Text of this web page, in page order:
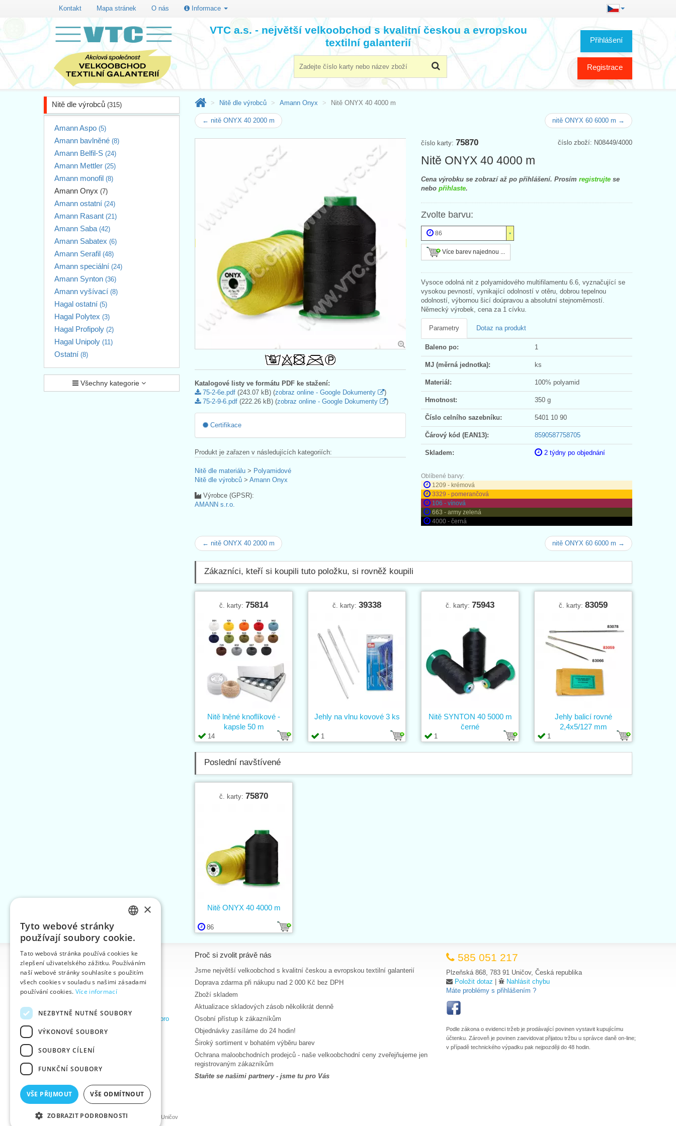
Kontakt Mapa stránek O nás Informace
Přihlášení
Registrace
VTC a.s. - největší velkoobchod s kvalitní českou a evropskou
textilní galanterií
Nitě dle výrobců (315)
Amann Aspo (5)
Amann bavlněné (8)
Amann Belfil-S (24)
Amann Mettler (25)
Amann monofil (8)
Amann Onyx (7)
Amann ostatní (24)
Amann Rasant (21)
Amann Saba (42)
Amann Sabatex (6)
Amann Serafil (48)
Amann speciální (24)
Amann Synton (36)
Amann vyšívací (8)
Hagal ostatní (5)
Hagal Polytex (3)
Hagal Profipoly (2)
Hagal Unipoly (11)
Ostatní (8)
Všechny kategorie
Nitě dle výrobců Amann Onyx Nitě ONYX 40 4000 m
← nitě ONYX 40 2000 m nitě ONYX 60 6000 m →
číslo zboží: N08449/4000
číslo karty: 75870
Nitě ONYX 40 4000 m
Cena výrobku se zobrazí až po přihlášení. Prosím registrujte se
nebo přihlaste.
Zvolte barvu:
86
Více barev najednou ...
Vysoce odolná nit z polyamidového multifilamentu 6.6, vyznačující se
vysokou pevností, vynikající odolností v otěru, dobrou tepelnou
odolností, výbornou šicí doúpravou a absolutní stejnoměrností.
Německý výrobek, cena za 1 cívku.
Parametry Dotaz na produkt
Baleno po: 1
MJ (měrná jednotka): ks
Materiál: 100% polyamid
Hmotnost: 350 g
Číslo celního sazebníku: 5401 10 90
Čárový kód (EAN13): 8590587758705
Skladem: 2 týdny po objednání
Oblíbené barvy:
1209 - krémová
3329 - pomerančová
106 - vínová
663 - army zelená
4000 - černá
Katalogové listy ve formátu PDF ke stažení:
75-2-6e.pdf (243.07 kB) (zobraz online - Google Dokumenty
)
75-2-9-6.pdf (222.26 kB) (zobraz online - Google Dokumenty )
Certifikace
Produkt je zařazen v následujících kategoriích:
Nitě dle materiálu > Polyamidové
Nitě dle výrobců > Amann Onyx
Výrobce (GPSR):
AMANN s.r.o.
← nitě ONYX 40 2000 m nitě ONYX 60 6000 m →
Zákazníci, kteří si koupili tuto položku, si rovněž koupili
č. karty: 75814
14
Nitě lněné knoflíkové -
kapsle 50 m
č. karty: 39338
1
Jehly na vlnu kovové 3 ks
č. karty: 75943
1
Nitě SYNTON 40 5000 m
černé
č. karty: 83059
1
Jehly balicí rovné
2,4x5/127 mm
Poslední navštívené
č. karty: 75870
86
Nitě ONYX 40 4000 m
Informace
Úvodní strana
Kontakt
Mapa stránek
Obchodní podmínky e-shopu VTC, a.s. pro
zákazníky z České republiky
Nápověda
Ke stažení
Produktová videa, video návody
©2026 Velkoobchod textilní galanterie VTC a.s., Uničov
Proč si zvolit právě nás
Jsme největší velkoobchod s kvalitní českou a evropskou textilní galanterií
Doprava zdarma při nákupu nad 2 000 Kč bez DPH
Zboží skladem
Aktualizace skladových zásob několikrát denně
Osobní přístup k zákazníkům
Objednávky zasíláme do 24 hodin!
Široký sortiment v bohatém výběru barev
Ochrana maloobchodních prodejců - naše velkoobchodní ceny zveřejňujeme jen
registrovaným zákazníkům
Staňte se našimi partnery - jsme tu pro Vás
585 051 217
Plzeňská 868, 783 91 Uničov, Česká republika
Položit dotaz |
Nahlásit chybu
Máte problémy s přihlášením ?
Podle zákona o evidenci tržeb je prodávající povinen vystavit kupujícímu
účtenku. Zároveň je povinen zaevidovat přijatou tržbu u správce daně on-line;
v případě technického výpadku pak nejpozději do 48 hodin.
ENGLISH
GERMAN
×
Tyto webové stránky
používají soubory cookie.
Tato webová stránka používá cookies ke
zlepšení uživatelského zážitku. Používáním
naší webové stránky souhlasíte s použitím
všech cookies v souladu s našimi zásadami
používání cookies. Více informací
NEZBYTNĚ NUTNÉ SOUBORY
VÝKONOVÉ SOUBORY
SOUBORY CÍLENÍ
FUNKČNÍ SOUBORY
VŠE PŘIJMOUT VŠE ODMÍTNOUT
ZOBRAZIT PODROBNOSTI